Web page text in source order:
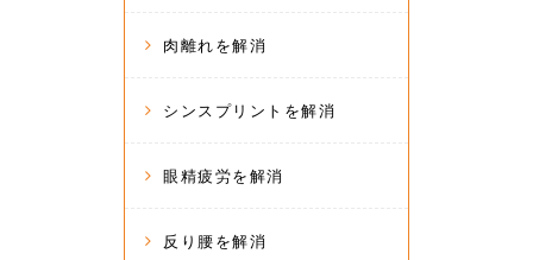
肉離れを解消
シンスプリントを解消
眼精疲労を解消
反り腰を解消